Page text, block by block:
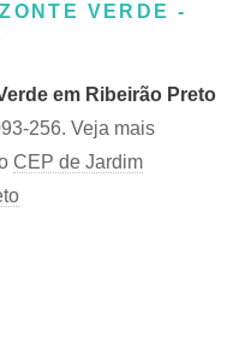
VERDE -
em Ribeirão Preto
256. Veja mais
CEP de Jardim